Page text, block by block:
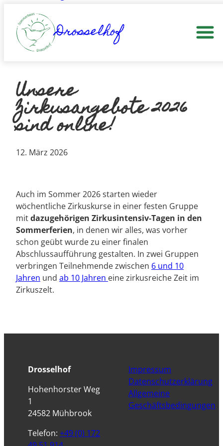
Inhalt
springen
Drosselhof
Hippotherapie
Kontakt
Unsere
Zirkusangebote 2026
sind online!
12. März 2026
Auch im Sommer 2026 starten wieder
wöchentliche Zirkuskurse in einer festen Gruppe
mitdazugehörigen Zirkusintensiv-Tagen in den
Sommerferien, in denen wir alles, was vorher
schon geübt wurde zu einer finalen
Abschlussaufführung gestalten. In zwei Gruppen
verbringen Teilnehmende zwischen 6 und 10
Jahren und ab 10 Jahren eine zirkusreiche Zeit im
Zirkuszelt.
Drosselhof
Hohenhorster Weg
1
24582 Mühbrook
Telefon: +49 (0) 172
Impressum
Datenschutzerklärung
Allgemeine
Geschäftsbedingungen